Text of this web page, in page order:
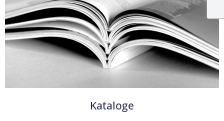
Kataloge